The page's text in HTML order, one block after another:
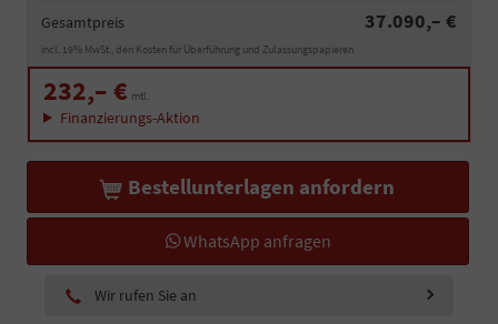
Gesamtpreis 37.090,– €
incl. 19% MwSt., den Kosten für Überführung und Zulassungspapieren
232,– € mtl.
Finanzierungs-Aktion
WhatsApp anfragen
Bestellunterlagen anfordern
Wir rufen Sie an